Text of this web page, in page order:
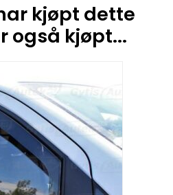
kjøpt dette
også kjøpt...